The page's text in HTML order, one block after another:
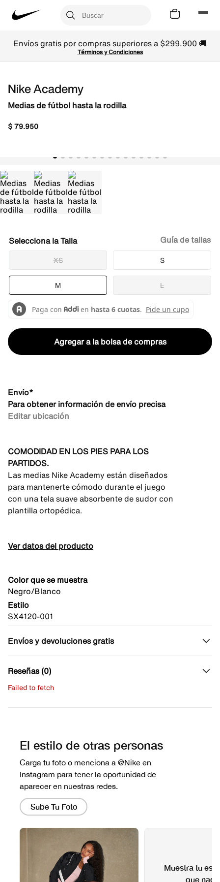
Envíos gratis por compras superiores a $299.900 🚚
Términos y Condiciones
Nike Academy
Medias de fútbol hasta la rodilla
$79.950
Talla
XS S
M L
Guía de tallas
Agregar a la bolsa de compras
Envío*
Para obtener información de envío precisa
Editar ubicación
COMODIDAD EN LOS PIES PARA LOS
PARTIDOS.
Las medias Nike Academy están diseñados
para mantenerte cómodo durante el juego
con una tela suave absorbente de sudor con
plantilla ortopédica.
Ver datos del producto
Color que se muestra
Negro/Blanco
Estilo
SX4120-001
Envíos y devoluciones gratis
Reseñas (0)
Failed to fetch